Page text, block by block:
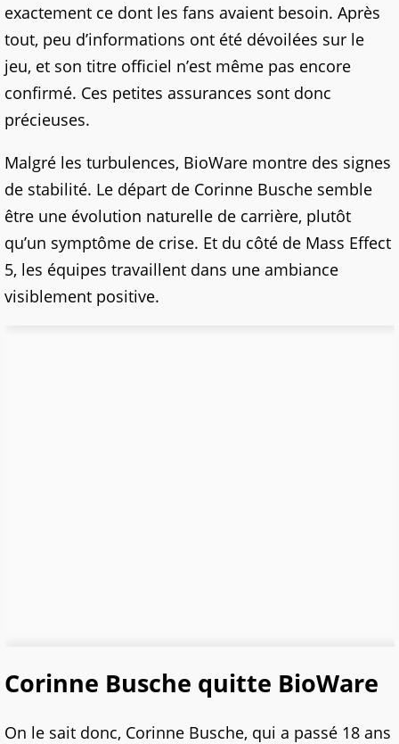
exactement ce dont les fans avaient besoin. Après
tout, peu d’informations ont été dévoilées sur le
jeu, et son titre officiel n’est même pas encore
confirmé. Ces petites assurances sont donc
précieuses.
Malgré les turbulences, BioWare montre des signes
de stabilité. Le départ de Corinne Busche semble
être une évolution naturelle de carrière, plutôt
qu’un symptôme de crise. Et du côté de Mass Effect
5, les équipes travaillent dans une ambiance
visiblement positive.
Corinne Busche quitte BioWare
On le sait donc, Corinne Busche, qui a passé 18 ans